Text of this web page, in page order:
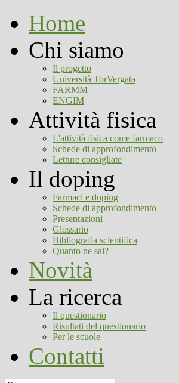
Home
Chi siamo
Il progetto
Università TorVergata
FARMM
ENGIM
Attività fisica
L'attività fisica come farmaco
Schede di approfondimento
Letture consigliate
Il doping
Farmaci e doping
Schede di approfondimento
Presentazioni
Glossario
Bibliografia scientifica
Quanto ne sai?
Novità
La ricerca
Il questionario
Risultati del questionario
Per le scuole
Contatti